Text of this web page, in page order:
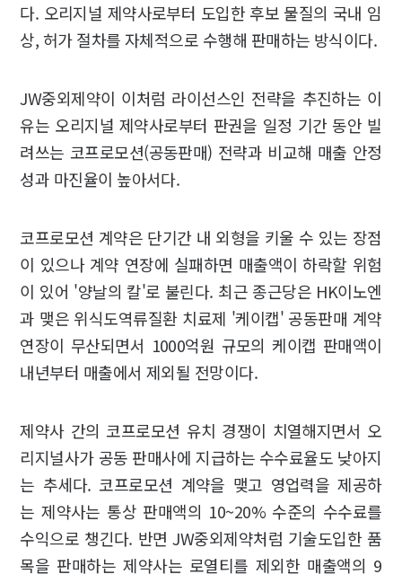
다. 오리지널 제약사로부터 도입한 후보 물질의 국내 임
상, 허가 절차를 자체적으로 수행해 판매하는 방식이다.
JW중외제약이 이처럼 라이선스인 전략을 추진하는 이
유는 오리지널 제약사로부터 판권을 일정 기간 동안 빌
려쓰는 코프로모션(공동판매) 전략과 비교해 매출 안정
성과 마진율이 높아서다.
코프로모션 계약은 단기간 내 외형을 키울 수 있는 장점
이 있으나 계약 연장에 실패하면 매출액이 하락할 위험
이 있어 '양날의 칼'로 불린다. 최근 종근당은 HK이노엔
과 맺은 위식도역류질환 치료제 '케이캡' 공동판매 계약
연장이 무산되면서 1000억원 규모의 케이캡 판매액이
내년부터 매출에서 제외될 전망이다.
제약사 간의 코프로모션 유치 경쟁이 치열해지면서 오
리지널사가 공동 판매사에 지급하는 수수료율도 낮아지
는 추세다. 코프로모션 계약을 맺고 영업력을 제공하
는 제약사는 통상 판매액의 10~20% 수준의 수수료를
수익으로 챙긴다. 반면 JW중외제약처럼 기술도입한 품
목을 판매하는 제약사는 로열티를 제외한 매출액의 9